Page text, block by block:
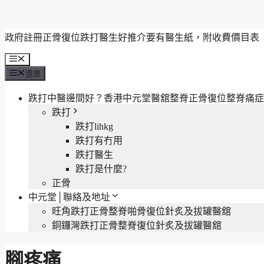
跳
至
主
要
政府註冊正骨復位跌打醫生好推介要有醫生紙，附收費價目表
選
單
選單
跌打中醫邊間好？香港中元堂醫舘整脊正骨復位整脊痛
跌打
跌打lihkg
跌打有冇用
跌打醫生
跌打是什麼?
正骨
中元堂│聯絡及地址
旺角跌打正骨整脊啪骨復位針炙及拔罐醫舘
銅鑼灣跌打正骨整脊復位針炙及拔罐醫舘
腳疼痛